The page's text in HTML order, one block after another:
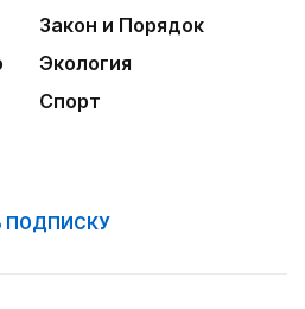
Закон и Порядок
Экология
Спорт
ПОДПИСКУ